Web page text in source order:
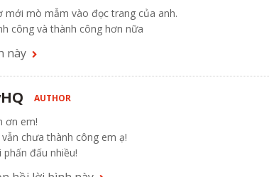
mới mò mẫm vào đọc trang của anh.
công và thành công hơn nữa
này
AUTHOR
ơn em!
vẫn chưa thành công em ạ!
phấn đấu nhiều!